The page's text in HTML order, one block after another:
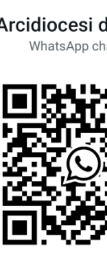
Scuola
in
18 - Fiano
in
mons.
ore 20.30 -
di don
in alcuni